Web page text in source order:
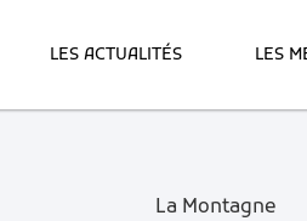
LES ACTUALITÉS LES
La Montagne